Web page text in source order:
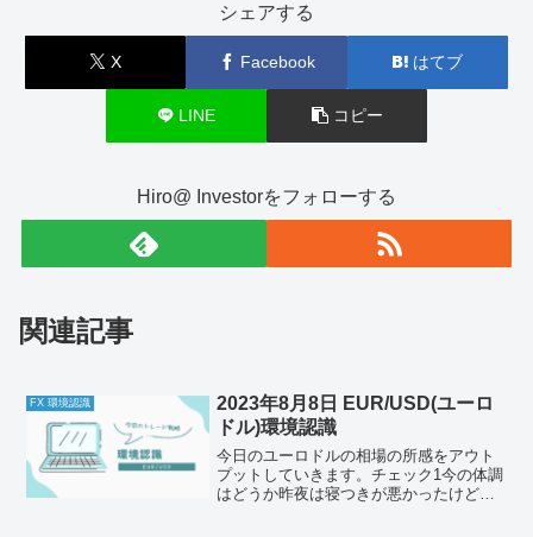
シェアする
X Facebook はてブ
LINE コピー
Hiro@ Investorをフォローする
関連記事
FX 環境認識
2023年8月8日 EUR/USD(ユーロ
ドル)環境認識
今日のユーロドルの相場の所感をアウト
プットしていきます。チェック1今の体調
はどうか昨夜は寝つきが悪かったけど、